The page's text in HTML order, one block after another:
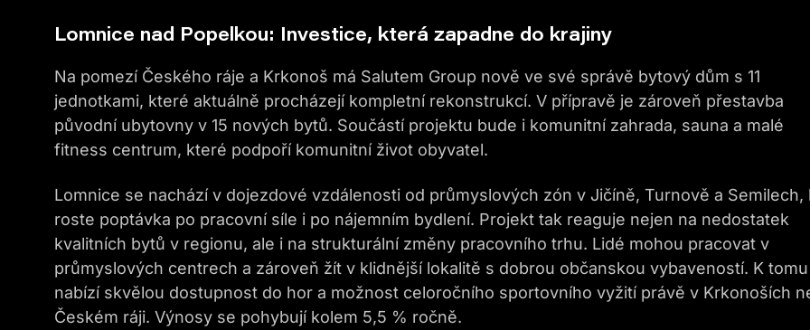
Lomnice nad Popelkou: Investice, která zapadne do krajiny
Na pomezí Českého ráje a Krkonoš má Salutem Group nově ve své správě bytový dům s 11
jednotkami, které aktuálně procházejí kompletní rekonstrukcí. V přípravě je zároveň přestavba
původní ubytovny v 15 nových bytů. Součástí projektu bude i komunitní zahrada, sauna a malé
fitness centrum, které podpoří komunitní život obyvatel.
Lomnice se nachází v dojezdové vzdálenosti od průmyslových zón v Jičíně, Turnově a Semilech,
roste poptávka po pracovní síle i po nájemním bydlení. Projekt tak reaguje nejen na nedostatek
kvalitních bytů v regionu, ale i na strukturální změny pracovního trhu. Lidé mohou pracovat v
průmyslových centrech a zároveň žít v klidnější lokalitě s dobrou občanskou vybaveností. K tomu
nabízí skvělou dostupnost do hor a možnost celoročního sportovního vyžití právě v Krkonoších
Českém ráji. Výnosy se pohybují kolem 5,5 % ročně.